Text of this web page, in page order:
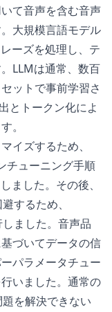
て音声を含む音声
大規模言語モデル
ーズを処理し、テ
LLMは通常、数百
ットで事前学習さ
とトークン化によ
。
イズするため、
チューニング手順
した。その後、
するため、
ました。音声品
づいてデータの信
パラメータチュー
いました。通常の
を解決できない